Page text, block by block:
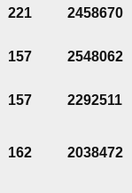
221 2458670
157 2548062
157 2292511
162 2038472